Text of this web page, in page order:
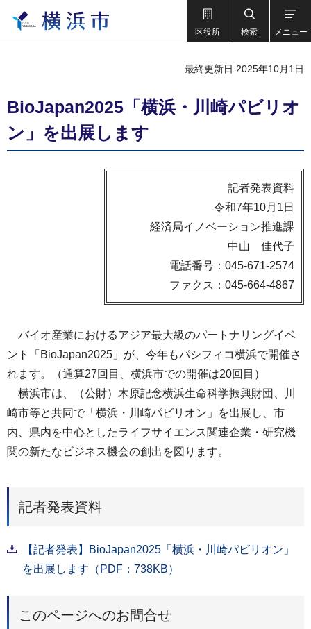
区役所 検索 メニュー
最終更新日 2025年10月1日
BioJapan2025「横浜・川崎パビリオ
ン」を出展します
記者発表資料
令和7年10月1日
経済局イノベーション推進課
中山 佳代子
電話番号：045-671-2574
ファクス：045-664-4867
バイオ産業におけるアジア最大級のパートナリングイベ
ント「BioJapan2025」が、今年もパシフィコ横浜で開催さ
れます。（通算27回目、横浜市での開催は20回目）
横浜市は、（公財）木原記念横浜生命科学振興財団、川
崎市等と共同で「横浜・川崎パビリオン」を出展し、市
内、県内を中心としたライフサイエンス関連企業・研究機
関の新たなビジネス機会の創出を図ります。
記者発表資料
【記者発表】BioJapan2025「横浜・川崎パビリオン」
を出展します（PDF：738KB）
このページへのお問合せ